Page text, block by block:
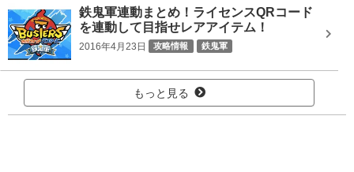
鉄鬼軍連動まとめ！ライセンスQRコード
を連動して目指せレアアイテム！
2016年4月23日 攻略情報 鉄鬼軍
もっと見る